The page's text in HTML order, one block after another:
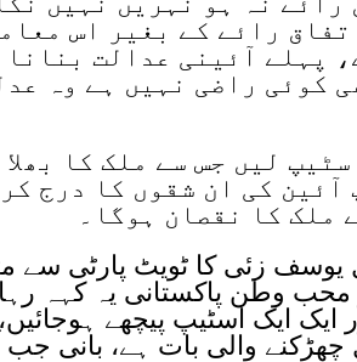
رائے کے بغیر اس
پہلے آئینی عدالت بنانا
کوئی راضی نہیں ہے وہ
لیں جس سے ملک کا
آئین کی ان شقوں کا درج
ملک کا نقصان ہوگا۔
یوسف زئی کا ٹویٹ پارٹی سے
محب وطن پاکستانی یہ کہہ
ایک ایک اسٹیپ پیچھے
چھڑکنے والی بات ہے، بانی جب